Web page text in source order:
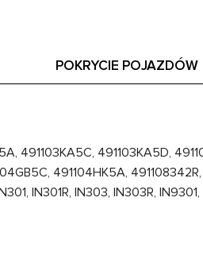
POKRYCIE POJAZDÓW
491103KA5C, 491103KA5D,
491104HK5A,
IN301R, IN303, IN303R,